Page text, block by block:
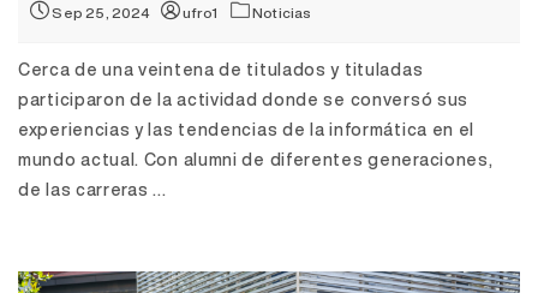
Sep 25, 2024 ufro1 Noticias
Cerca de una veintena de titulados y tituladas
participaron de la actividad donde se conversó sus
experiencias y las tendencias de la informática en el
mundo actual. Con alumni de diferentes generaciones,
de las carreras ...